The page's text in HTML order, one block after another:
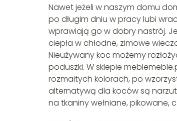
Nawet jeżeli w naszym domu
po długim dniu w pracy lubi
wprawiają go w dobry nastrój.
ciepła w chłodne, zimowe
Nieużywany koc możemy
poduszki. W sklepie
rozmaitych kolorach, po
alternatywą dla koców są
na tkaniny wełniane, pikowane,